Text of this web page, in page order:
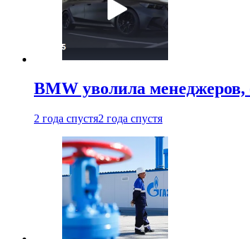
BMW уволила
2 года спустя2 года спустя